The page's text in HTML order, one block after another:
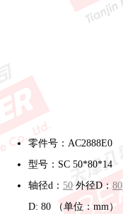
零件号：AC2888E0
型号：SC 50*80*14
轴径d： 50 外径D： 80
D: 80 （单位：mm）